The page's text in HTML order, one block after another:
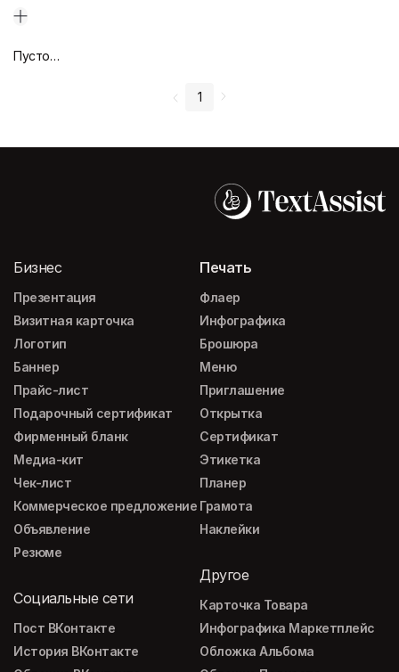
Пустой дизайн-макет
1
Бизнес
Презентация
Визитная карточка
Логотип
Баннер
Прайс-лист
Подарочный сертификат
Фирменный бланк
Медиа-кит
Чек-лист
Коммерческое предложение
Объявление
Резюме
Социальные сети
Пост ВКонтакте
История ВКонтакте
Печать
Флаер
Инфографика
Брошюра
Меню
Приглашение
Открытка
Сертификат
Этикетка
Планер
Грамота
Наклейки
Другое
Карточка Товара
Инфографика Маркетплейс
Обложка Альбома